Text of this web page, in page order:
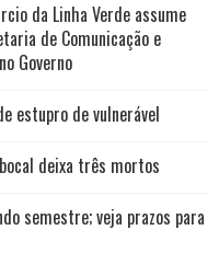
da Linha Verde assume
de Comunicação e
Governo
estupro de vulnerável
deixa três mortos
semestre; veja prazos para